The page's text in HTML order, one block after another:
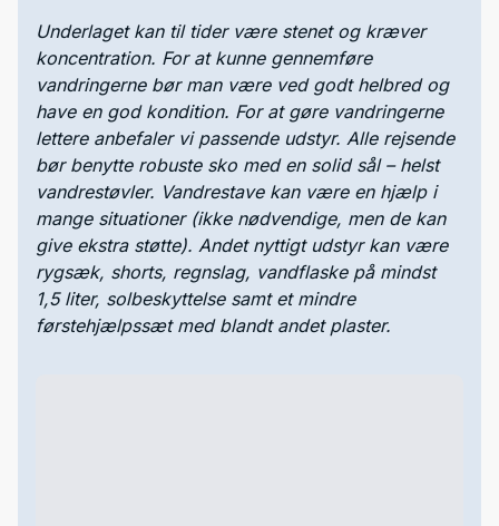
Underlaget kan til tider være stenet og kræver
koncentration. For at kunne gennemføre
vandringerne bør man være ved godt helbred og
have en god kondition. For at gøre vandringerne
lettere anbefaler vi passende udstyr. Alle rejsende
bør benytte robuste sko med en solid sål – helst
vandrestøvler. Vandrestave kan være en hjælp i
mange situationer (ikke nødvendige, men de kan
give ekstra støtte). Andet nyttigt udstyr kan være
rygsæk, shorts, regnslag, vandflaske på mindst
1,5 liter, solbeskyttelse samt et mindre
førstehjælpssæt med blandt andet plaster.